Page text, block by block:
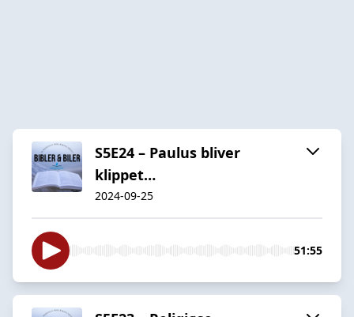
S5E24 – Paulus bliver
klippet…
2024-09-25
51:55